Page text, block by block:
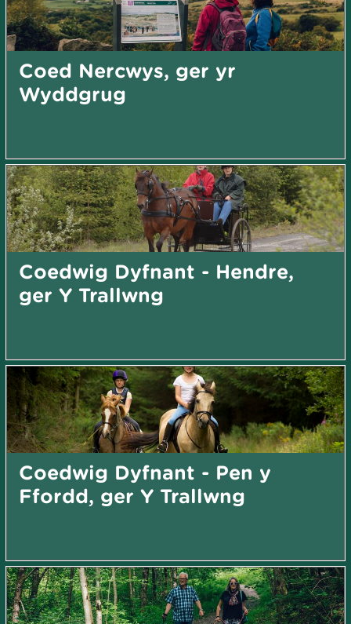
Coed Nercwys, ger yr
Wyddgrug
Coedwig Dyfnant - Hendre,
ger Y Trallwng
Coedwig Dyfnant - Pen y
Ffordd, ger Y Trallwng